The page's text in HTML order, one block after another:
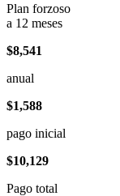
Plan forzoso
a 12 meses
$8,541
anual
$1,588
pago inicial
$10,129
Pago total